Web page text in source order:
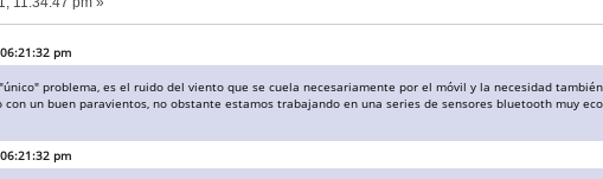
pm
problema, es el ruido del viento que se cuela necesariamente por el móvil y la necesidad
un buen paravientos, no obstante estamos trabajando en una series de sensores bluetooth muy
pm